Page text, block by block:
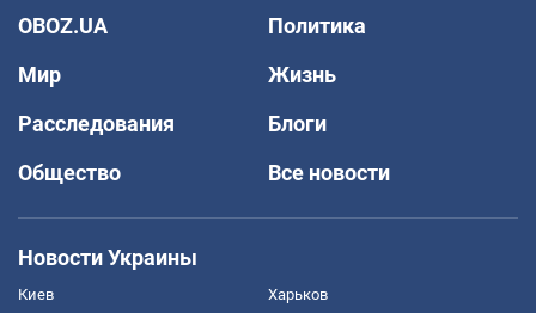
OBOZ.UA
Политика
Мир
Жизнь
Расследования
Блоги
Общество
Все новости
Новости Украины
Киев Харьков